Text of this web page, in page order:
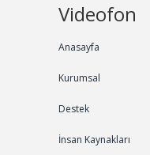
Videofon
Anasayfa
Kurumsal
Destek
İnsan Kaynakları